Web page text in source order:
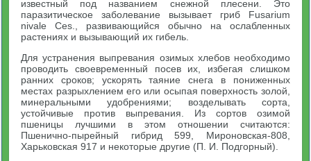
известный под названием снежной плесени. Это
паразитическое заболевание вызывает гриб Fusarium
nivale Ces., развивающийся обычно на ослабленных
растениях и вызывающий их гибель.
Для устранения выпревания озимых хлебов необходимо
проводить своевременный посев их, избегая слишком
ранних сроков; ускорять таяние снега в пониженных
местах разрыхлением его или осыпая поверхность золой,
минеральными удобрениями; возделывать сорта,
устойчивые против выпревания. Из сортов озимой
пшеницы лучшими в этом отношении считаются:
Пшенично-пырейный гибрид 599, Мироновская-808,
Харьковская 917 и некоторые другие (П. И. Подгорный).